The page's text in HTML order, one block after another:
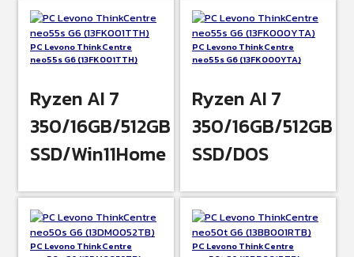
PC Levono ThinkCentre
neo55s G6 (13FK001TTH)
Ryzen AI 7
350/16GB/512GB
SSD/Win11Home
PC Levono ThinkCentre
neo55s G6 (13FK000YTA)
Ryzen AI 7
350/16GB/512GB
SSD/DOS
PC Levono ThinkCentre
PC Levono ThinkCentre